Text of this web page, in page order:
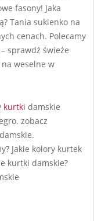
fasony! Jaka
Tania sukienko na
cenach. Polecamy
sprawdź świeże
weselne w
kurtki damskie
zobacz
Jakie kolory kurtek
kurtki damskie?